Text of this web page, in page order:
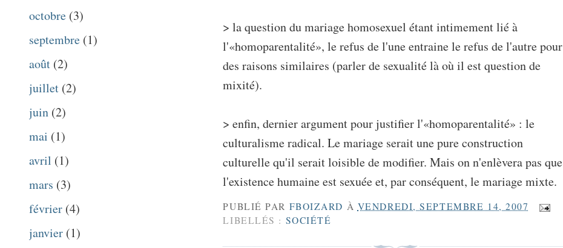
> la question du mariage homosexuel étant intimement lié à
l'«homoparentalité», le refus de l'une entraine le refus de l'autre pour
des raisons similaires (parler de sexualité là où il est question de
mixité).
> enfin, dernier argument pour justifier l'«homoparentalité» : le
culturalisme radical. Le mariage serait une pure construction
culturelle qu'il serait loisible de modifier. Mais on n'enlèvera pas que
l'existence humaine est sexuée et, par conséquent, le mariage mixte.
PUBLIÉ PAR FBOIZARD À VENDREDI, SEPTEMBRE 14, 2007
LIBELLÉS : SOCIÉTÉ
octobre (3)
septembre (1)
août (2)
juillet (2)
juin (2)
mai (1)
avril (1)
mars (3)
février (4)
janvier (1)